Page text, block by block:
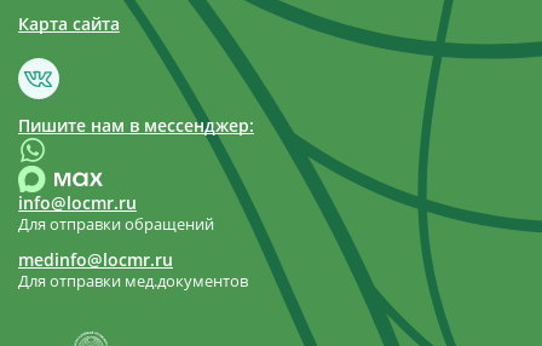
Карта сайта
Пишите нам в мессенджер:
info@locmr.ru
Для отправки обращений
medinfo@locmr.ru
Для отправки мед.документов